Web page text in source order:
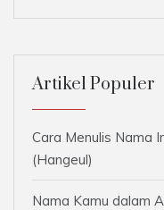
Artikel Populer
Cara Menulis Nama
(Hangeul)
Nama Kamu dalam